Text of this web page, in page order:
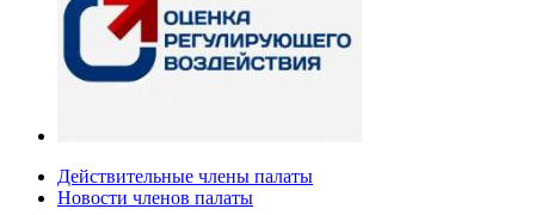
Действительные члены палаты
Новости членов палаты